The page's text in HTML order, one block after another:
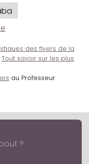
des flyers de la
Tout savoir sur les plus
au Professeur
?